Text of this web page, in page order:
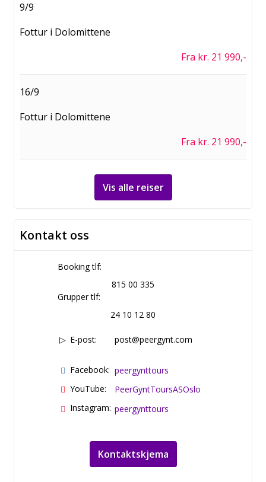
9/9
Fottur i Dolomittene
Fra kr. 21 990,-
16/9
Fottur i Dolomittene
Fra kr. 21 990,-
Vis alle reiser
Kontakt oss
Booking tlf:
815 00 335
Grupper tlf:
24 10 12 80
E-post: post@peergynt.com
Facebook: peergynttours
YouTube:
PeerGyntToursASOslo
Instagram: peergynttours
Kontaktskjema